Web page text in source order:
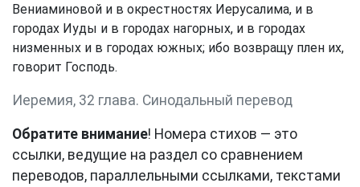
Вениаминовой и в окрестностях Иерусалима, и в
городах Иуды и в городах нагорных, и в городах
низменных и в городах южных; ибо возвращу плен их,
говорит Господь.
Иеремия, 32 глава. Синодальный перевод
Обратите внимание! Номера стихов — это
ссылки, ведущие на раздел со сравнением
переводов, параллельными ссылками, текстами